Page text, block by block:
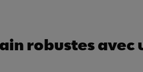
robustes avec